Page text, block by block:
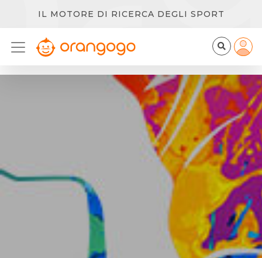
IL MOTORE DI RICERCA DEGLI SPORT